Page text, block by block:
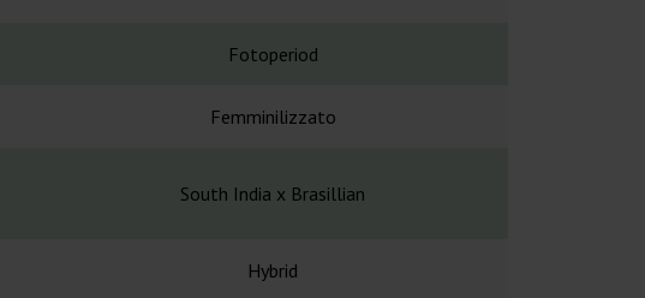
Fotoperiod
Femminilizzato
South India x Brasillian
Hybrid